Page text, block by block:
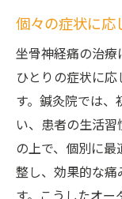
鍼灸が
新視点
鍼灸院
個々の症状に応
坐骨神経痛の治
ひとりの症状に
す。鍼灸院では
い、患者の生活
の上で、個別に
整し、効果的な